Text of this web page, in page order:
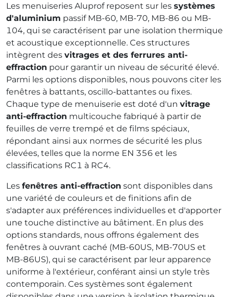
Les menuiseries Aluprof reposent sur les systèmes
d'aluminium passif MB-60, MB-70, MB-86 ou MB-
104, qui se caractérisent par une isolation thermique
et acoustique exceptionnelle. Ces structures
intègrent des vitrages et des ferrures anti-
effraction pour garantir un niveau de sécurité élevé.
Parmi les options disponibles, nous pouvons citer les
fenêtres à battants, oscillo-battantes ou fixes.
Chaque type de menuiserie est doté d'un vitrage
anti-effraction multicouche fabriqué à partir de
feuilles de verre trempé et de films spéciaux,
répondant ainsi aux normes de sécurité les plus
élevées, telles que la norme EN 356 et les
classifications RC1 à RC4.
Les fenêtres anti-effraction sont disponibles dans
une variété de couleurs et de finitions afin de
s'adapter aux préférences individuelles et d'apporter
une touche distinctive au bâtiment. En plus des
options standards, nous offrons également des
fenêtres à ouvrant caché (MB-60US, MB-70US et
MB-86US), qui se caractérisent par leur apparence
uniforme à l'extérieur, conférant ainsi un style très
contemporain. Ces systèmes sont également